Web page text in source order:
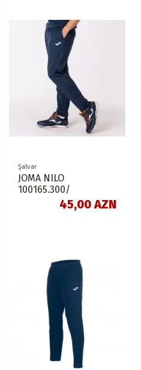
Şalvar
JOMA NILO
100165.300/
45,00 AZN